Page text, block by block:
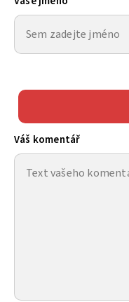
Váš komentář